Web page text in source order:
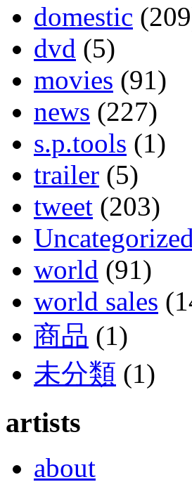
domestic
dvd (5)
movies (91)
news (227)
s.p.tools (1)
trailer (5)
tweet (203)
Uncategorized
world (91)
world sales
商品 (1)
未分類 (1)
artists
about